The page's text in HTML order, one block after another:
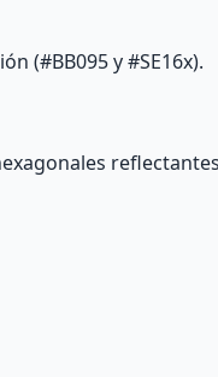
(#BB095 y #SE16x).